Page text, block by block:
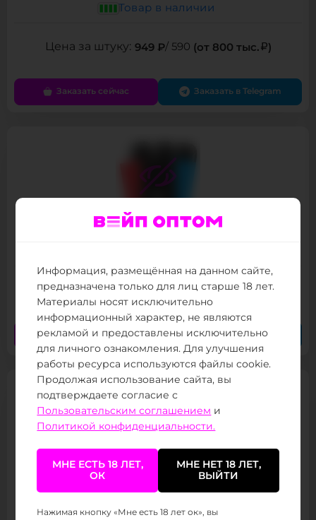
Товар в наличии
949 ₽/ 590 (от 800 тыс. )
Заказать сейчас Заказать в Telegram
Brusko Minican Plus Pod Kit
1 350 ₽/ 642(от 800 тыс. )
Заказать сейчас Заказать в Telegram
Brusko Minican Pod Kit
Товар в наличии
Информация, размещённая на данном сайте,
предназначена только для лиц старше 18 лет.
Материалы носят исключительно
информационный характер, не являются
рекламой и предоставлены исключительно
для личного ознакомления. Для улучшения
работы ресурса используются файлы cookie.
Продолжая использование сайта, вы
подтверждаете согласие с
Пользовательским соглашениеми
Политикой конфиденциальности.
МНЕ ЕСТЬ 18 ЛЕТ,
ОК
МНЕ НЕТ 18 ЛЕТ,
ВЫЙТИ
Нажимая кнопку «Мне есть 18 лет ок», вы